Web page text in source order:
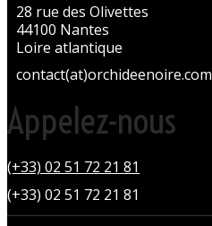
28 rue des Olivettes
44100 Nantes
Loire atlantique
contact(at)orchideenoire.com
Appelez-nous
(+33) 02 51 72 21 81
(+33) 02 51 72 21 81